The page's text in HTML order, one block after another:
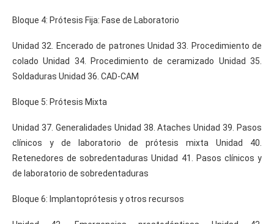
Bloque 4: Prótesis Fija: Fase de Laboratorio
Unidad 32. Encerado de patrones Unidad 33. Procedimiento de
colado Unidad 34. Procedimiento de ceramizado Unidad 35.
Soldaduras Unidad 36. CAD-CAM
Bloque 5: Prótesis Mixta
Unidad 37. Generalidades Unidad 38. Ataches Unidad 39. Pasos
clínicos y de laboratorio de prótesis mixta Unidad 40.
Retenedores de sobredentaduras Unidad 41. Pasos clínicos y
de laboratorio de sobredentaduras
Bloque 6: Implantoprótesis y otros recursos